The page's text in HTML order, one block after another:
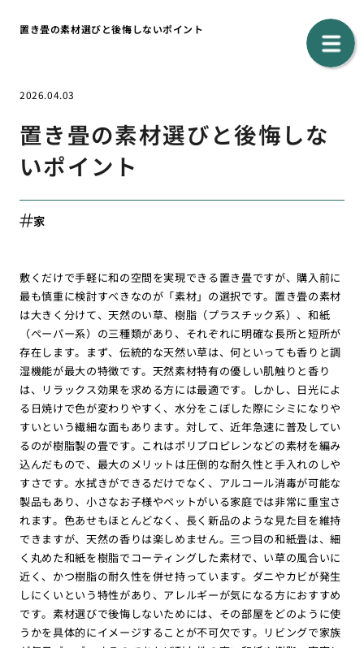
置き畳の素材選びと後悔しないポイント
2026.04.03
置き畳の素材選びと後悔しな
いポイント
家
敷くだけで手軽に和の空間を実現できる置き畳ですが、購入前に
最も慎重に検討すべきなのが「素材」の選択です。置き畳の素材
は大きく分けて、天然のい草、樹脂（プラスチック系）、和紙
（ペーパー系）の三種類があり、それぞれに明確な長所と短所が
存在します。まず、伝統的な天然い草は、何といっても香りと調
湿機能が最大の特徴です。天然素材特有の優しい肌触りと香り
は、リラックス効果を求める方には最適です。しかし、日光によ
る日焼けで色が変わりやすく、水分をこぼした際にシミになりや
すいという繊細な面もあります。対して、近年急速に普及してい
るのが樹脂製の畳です。これはポリプロピレンなどの素材を編み
込んだもので、最大のメリットは圧倒的な耐久性と手入れのしや
すさです。水拭きができるだけでなく、アルコール消毒が可能な
製品もあり、小さなお子様やペットがいる家庭では非常に重宝さ
れます。色あせもほとんどなく、長く新品のような見た目を維持
できますが、天然の香りは楽しめません。三つ目の和紙畳は、細
く丸めた和紙を樹脂でコーティングした素材で、い草の風合いに
近く、かつ樹脂の耐久性を併せ持っています。ダニやカビが発生
しにくいという特性があり、アレルギーが気になる方におすすめ
です。素材選びで後悔しないためには、その部屋をどのように使
うかを具体的にイメージすることが不可欠です。リビングで家族